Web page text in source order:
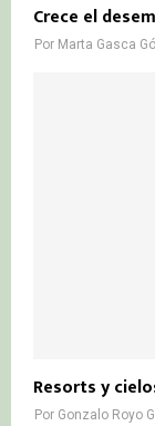
Crece el
Por Marta Gasca
Resorts y
Por Gonzalo Royo